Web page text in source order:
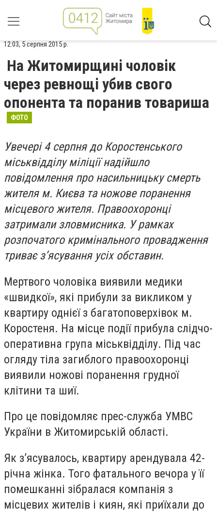
12:03, 5 серпня 2015 р.
На Житомирщині чоловік
через ревнощі убив свого
опонента та поранив товариша
ФОТО
Увечері 4 серпня до Коростенського
міськвідділу міліції надійшло
повідомлення про насильницьку смерть
жителя м. Києва та ножове поранення
місцевого жителя. Правоохоронці
затримали зловмисника. У рамках
розпочатого кримінального провадження
триває з’ясування усіх обставин.
Мертвого чоловіка виявили медики
«швидкої», які прибули за викликом у
квартиру однієї з багатоповерхівок м.
Коростеня. На місце події прибула слідчо-
оперативна група міськвідділу. Під час
огляду тіла загиблого правоохоронці
виявили ножові поранення грудної
клітини та шиї.
Про це повідомляє прес-служба УМВС
України в Житомирській області.
Як з’ясувалось, квартиру арендувала 42-
річна жінка. Того фатального вечора у її
помешканні зібралася компанія з
місцевих жителів і киян, які приїхали до